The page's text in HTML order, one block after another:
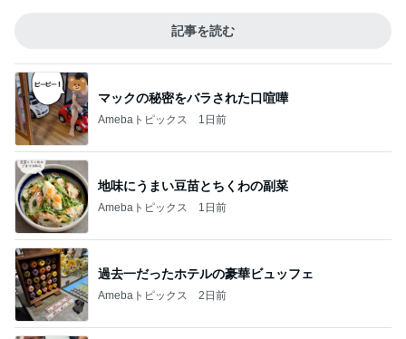
記事を読む
マックの秘密をバラされた口喧嘩
Amebaトピックス 1日前
地味にうまい豆苗とちくわの副菜
Amebaトピックス 1日前
過去一だったホテルの豪華ビュッフェ
Amebaトピックス 2日前